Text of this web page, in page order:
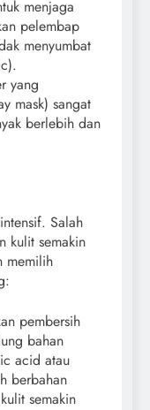
menjaga
pelembap
menyumbat
yang
mask) sangat
berlebih dan
Salah
kulit semakin
memilih
pembersih
bahan
acid atau
berbahan
semakin